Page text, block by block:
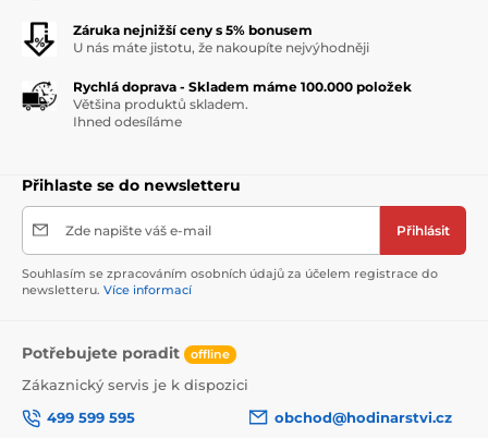
Záruka nejnižší ceny s 5% bonusem
U nás máte jistotu, že nakoupíte nejvýhodněji
Rychlá doprava - Skladem máme 100.000 položek
Většina produktů skladem.
Ihned odesíláme
Přihlaste se do newsletteru
Zde napište váš e-mail Přihlásit
Souhlasím se zpracováním osobních údajů za účelem registrace do
newsletteru. Více informací
Potřebujete poradit offline
Zákaznický servis je k dispozici
499 599 595
obchod@hodinarstvi.cz